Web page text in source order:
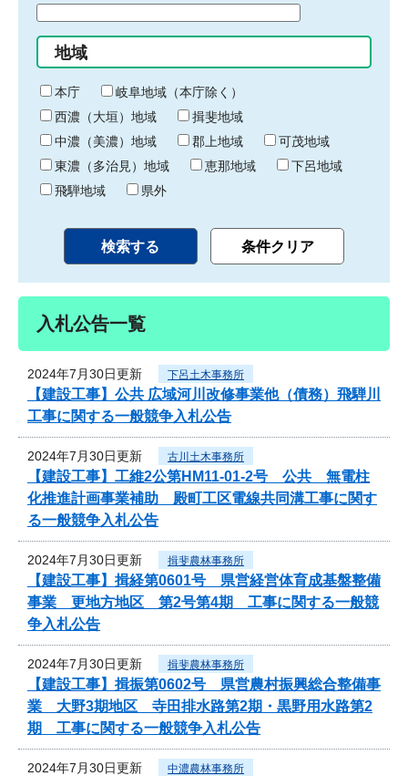
始
り
間
終
わ
り
地域
本庁
岐阜地域（本庁除く）
西濃（大垣）地域
揖斐地域
中濃（美濃）地域
郡上地域
可茂地域
東濃（多治見）地域
恵那地域
下呂地域
飛騨地域
県外
入札公告一覧
2024年7月30日更新 下呂土木事務所
【建設工事】公共 広域河川改修事業他（債務）飛騨川
工事に関する一般競争入札公告
2024年7月30日更新 古川土木事務所
【建設工事】工維2公第HM11-01-2号 公共 無電柱
化推進計画事業補助 殿町工区電線共同溝工事に関す
る一般競争入札公告
2024年7月30日更新 揖斐農林事務所
【建設工事】揖経第0601号 県営経営体育成基盤整備
事業 更地方地区 第2号第4期 工事に関する一般競
争入札公告
2024年7月30日更新 揖斐農林事務所
【建設工事】揖振第0602号 県営農村振興総合整備事
業 大野3期地区 寺田排水路第2期・黒野用水路第2
期 工事に関する一般競争入札公告
2024年7月30日更新 中濃農林事務所